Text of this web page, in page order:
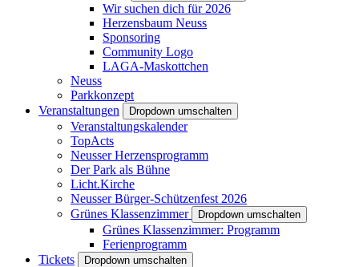
Wir suchen dich für 2026
Herzensbaum Neuss
Sponsoring
Community Logo
LAGA-Maskottchen
Neuss
Parkkonzept
Veranstaltungen
Dropdown umschalten
Veranstaltungskalender
TopActs
Neusser Herzensprogramm
Der Park als Bühne
Licht.Kirche
Neusser Bürger-Schützenfest 2026
Grünes Klassenzimmer
Dropdown umschalten
Grünes Klassenzimmer: Programm
Ferienprogramm
Tickets
Dropdown umschalten